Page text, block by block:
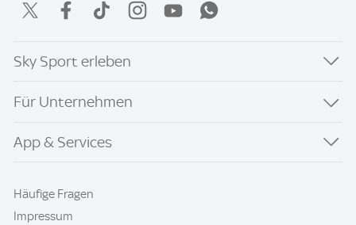
Sky Sport erleben
Für Unternehmen
App & Services
Häufige Fragen
Impressum